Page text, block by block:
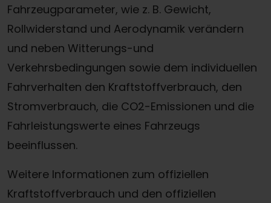
Fahrzeugparameter, wie z. B. Gewicht,
Rollwiderstand und Aerodynamik verändern
und neben Witterungs-und
Verkehrsbedingungen sowie dem individuellen
Fahrverhalten den Kraftstoffverbrauch, den
Stromverbrauch, die CO2-Emissionen und die
Fahrleistungswerte eines Fahrzeugs
beeinflussen.
Weitere Informationen zum offiziellen
Kraftstoffverbrauch und den offiziellen